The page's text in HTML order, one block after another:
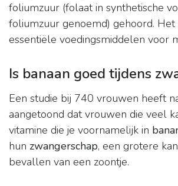
foliumzuur (folaat in synthetische
foliumzuur genoemd) gehoord. Het
essentiële voedingsmiddelen voor
Is banaan goed tijdens
Een studie bij 740 vrouwen heeft
aangetoond dat vrouwen die veel
vitamine die je voornamelijk in
hun zwangerschap, een grotere
bevallen van een zoontje.